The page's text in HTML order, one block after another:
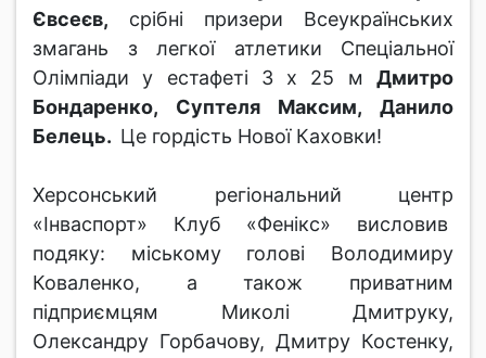
Євсеєв, срібні призери Всеукраїнських
змагань з легкої атлетики Спеціальної
Олімпіади у естафеті 3 х 25 м Дмитро
Бондаренко, Суптеля Максим, Данило
Белець. Це гордість Нової Каховки!
Херсонський регіональний центр
«Інваспорт» Клуб «Фенікс» висловив
подяку: міському голові Володимиру
Коваленко, а також приватним
підприємцям Миколі Дмитруку,
Олександру Горбачову, Дмитру Костенку,